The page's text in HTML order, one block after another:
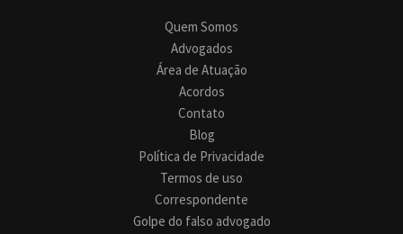
Quem Somos
Advogados
Área de Atuação
Acordos
Contato
Blog
Política de Privacidade
Termos de uso
Correspondente
Golpe do falso advogado